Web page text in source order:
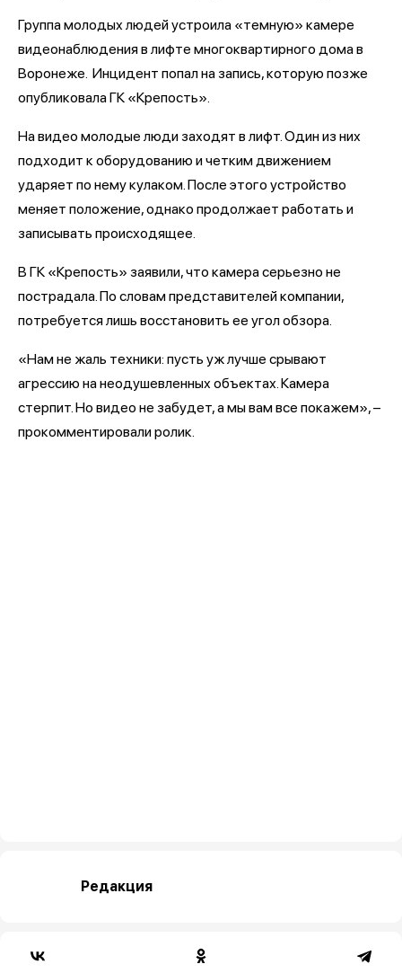
Группа молодых людей устроила «темную» камере
видеонаблюдения в лифте многоквартирного дома в
Воронеже. Инцидент попал на запись, которую позже
опубликовала ГК «Крепость».
На видео молодые люди заходят в лифт. Один из них
подходит к оборудованию и четким движением
ударяет по нему кулаком. После этого устройство
меняет положение, однако продолжает работать и
записывать происходящее.
В ГК «Крепость» заявили, что камера серьезно не
пострадала. По словам представителей компании,
потребуется лишь восстановить ее угол обзора.
«Нам не жаль техники: пусть уж лучше срывают
агрессию на неодушевленных объектах. Камера
стерпит. Но видео не забудет, а мы вам все покажем», –
прокомментировали ролик.
Редакция